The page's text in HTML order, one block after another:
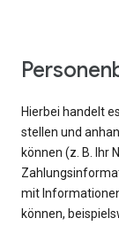
Hierbei handelt
stellen und
können (z. B. Ihr
mit
können,